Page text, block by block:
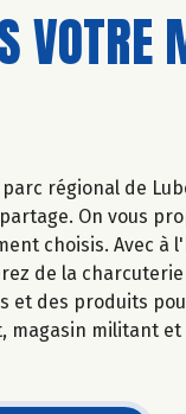
VOTRE
régional de
On vous
choisis. Avec à
de la
et des produits
magasin militant